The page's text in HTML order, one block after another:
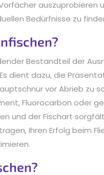
auszuprobieren
Bedürfnisse zu
Bestandteil der
dient dazu, die
vor Abrieb zu
Fluorocarbon oder
und der Fischart
Ihren Erfolg beim